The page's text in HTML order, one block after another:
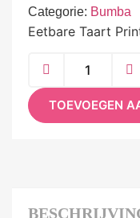
Categorie: Bumba
Eetbare Taart
TOEVOEGEN